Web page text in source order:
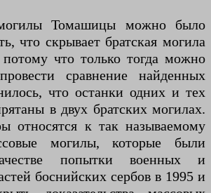
Томашицы можно было
что скрывает братская могила
что только тогда можно
сравнение найденных
что останки одних и тех
в двух братских могилах.
относятся к так называемому
могилы, которые были
попытки военных и
боснийских сербов в 1995 и